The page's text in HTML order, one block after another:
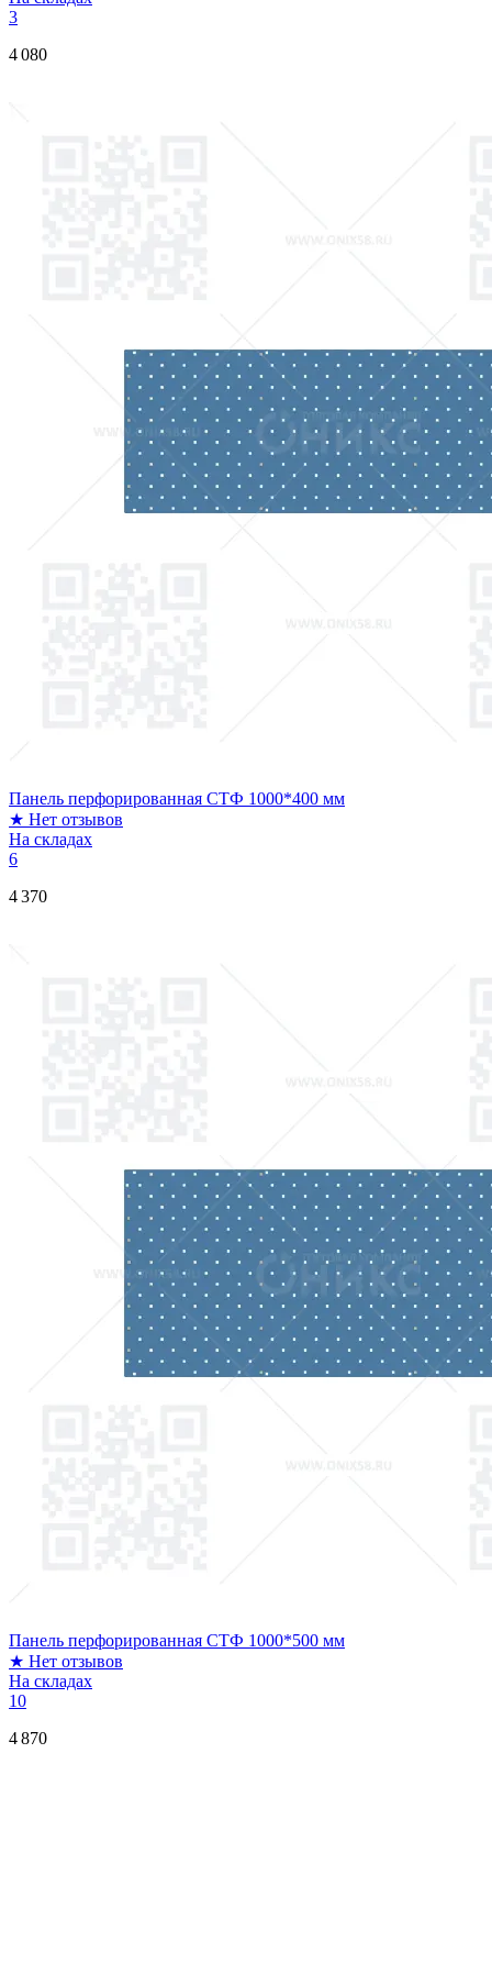
3
4 080
Панель перфорированная СТФ 1000*400 мм
★ Нет отзывов
На складах
6
4 370
Панель перфорированная СТФ 1000*500 мм
★ Нет отзывов
На складах
10
4 870